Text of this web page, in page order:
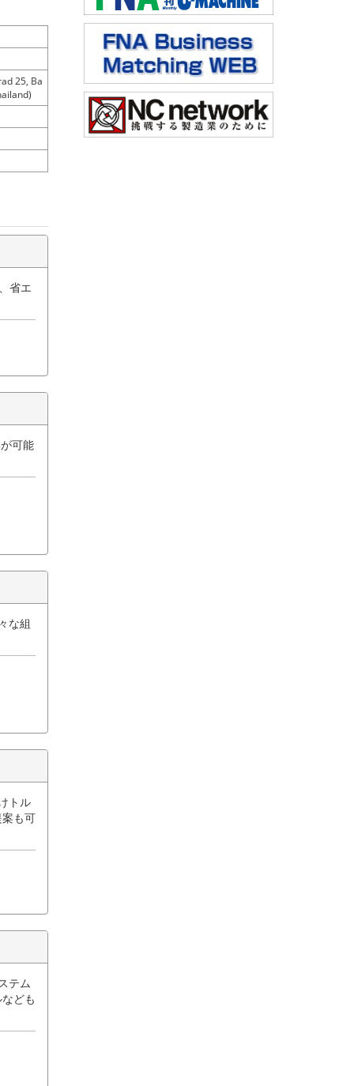
25, Ba
省エ
可能
な組
トル
も可
テム
ども